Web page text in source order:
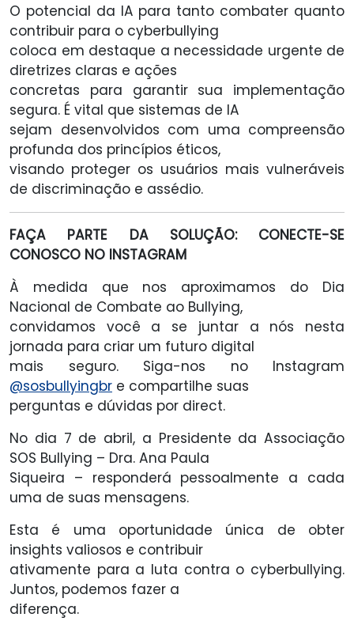
O potencial da IA para tanto combater quanto
contribuir para o cyberbullying
coloca em destaque a necessidade urgente de
diretrizes claras e ações
concretas para garantir sua implementação
segura. É vital que sistemas de IA
sejam desenvolvidos com uma compreensão
profunda dos princípios éticos,
visando proteger os usuários mais vulneráveis
de discriminação e assédio.
FAÇA PARTE DA SOLUÇÃO: CONECTE-SE
CONOSCO NO INSTAGRAM
À medida que nos aproximamos do Dia
Nacional de Combate ao Bullying,
convidamos você a se juntar a nós nesta
jornada para criar um futuro digital
mais seguro. Siga-nos no Instagram
@sosbullyingbr e compartilhe suas
perguntas e dúvidas por direct.
No dia 7 de abril, a Presidente da Associação
SOS Bullying – Dra. Ana Paula
Siqueira – responderá pessoalmente a cada
uma de suas mensagens.
Esta é uma oportunidade única de obter
insights valiosos e contribuir
ativamente para a luta contra o cyberbullying.
Juntos, podemos fazer a
diferença.